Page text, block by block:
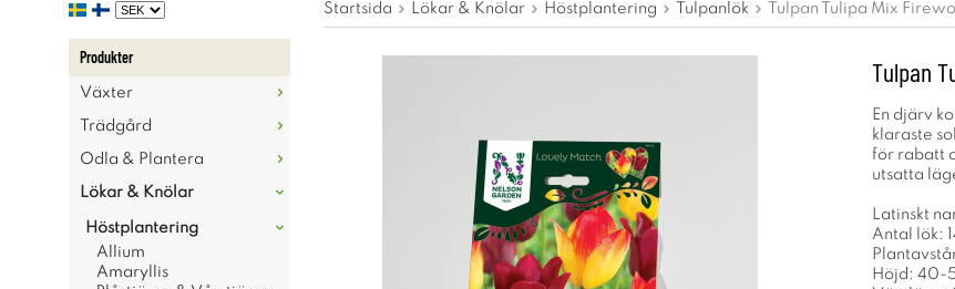
Produkter
Växter
Trädgård
Odla & Plantera
Lökar & Knölar
Höstplantering
Allium
Amaryllis
Startsida Lökar & Knölar Höstplantering Tulpanlök Tulpan Tulipa Mix
Tulpan
En djärv
klaraste
för rabatt
utsatta
Latinskt
Antal lök:
Höjd: 40-